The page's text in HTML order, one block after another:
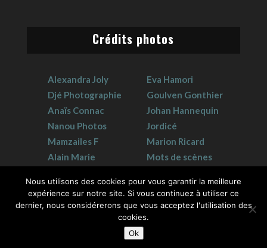
Crédits photos
Alexandra Joly
Djé Photographie
Anaïs Connac
Nanou Photos
Mamzailes F
Alain Marie
Eva Hamori
Goulven Gonthier
Johan Hannequin
Jordicé
Marion Ricard
Mots de scènes
Nous utilisons des cookies pour vous garantir la meilleure
expérience sur notre site. Si vous continuez à utiliser ce
dernier, nous considérerons que vous acceptez l'utilisation des
cookies.
Ok